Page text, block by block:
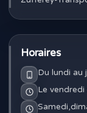
Horaires
Du lundi au
Le vendredi